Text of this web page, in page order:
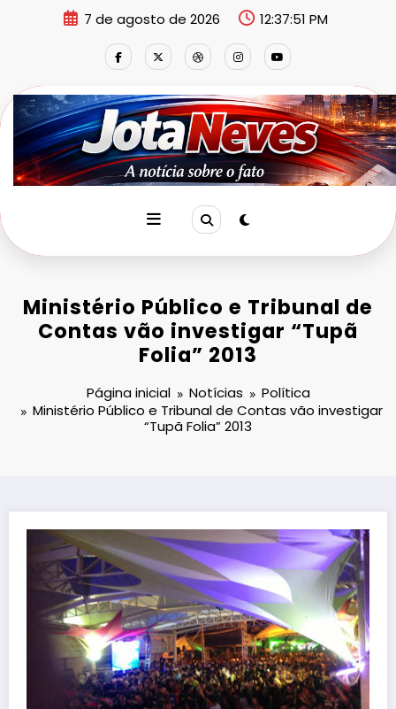
7 de agosto de 2026 12:37:52 PM
Ministério Público e Tribunal de
Contas vão investigar “Tupã
Folia” 2013
Página inicial Notícias
Política
Ministério Público e Tribunal de Contas vão investigar
“Tupã Folia” 2013